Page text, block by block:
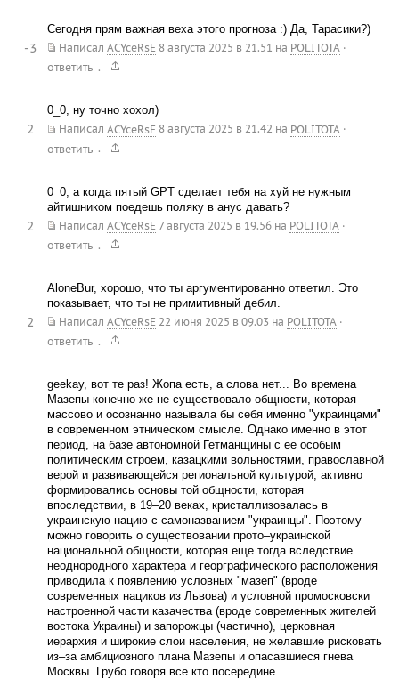
Сегодня прям важная веха этого прогноза :) Да, Тарасики?)
Написал ACYceRsE 8 августа 2025 в 21.51 на POLITOTA ·
ответить .
-3
0_0, ну точно хохол)
Написал ACYceRsE 8 августа 2025 в 21.42 на POLITOTA ·
ответить .
2
0_0, а когда пятый GPT сделает тебя на хуй не нужным
айтишником поедешь поляку в анус давать?
Написал ACYceRsE 7 августа 2025 в 19.56на POLITOTA ·
ответить .
2
AloneBur, хорошо, что ты аргументированно ответил. Это
показывает, что ты не примитивный дебил.
Написал ACYceRsE 22 июня 2025 в 09.03 на POLITOTA ·
ответить .
2
geekay, вот те раз! Жопа есть, а слова нет... Во времена
Мазепы конечно же не существовало общности, которая
массово и осознанно называла бы себя именно "украинцами"
в современном этническом смысле. Однако именно в этот
период, на базе автономной Гетманщины с ее особым
политическим строем, казацкими вольностями, православной
верой и развивающейся региональной культурой, активно
формировались основы той общности, которая
впоследствии, в 19–20 веках, кристаллизовалась в
украинскую нацию с самоназванием "украинцы". Поэтому
можно говорить о существовании прото–украинской
национальной общности, которая еще тогда вследствие
неоднородного характера и георграфического расположения
приводила к появлению условных "мазеп" (вроде
современных нациков из Львова) и условной промосковски
настроенной части казачества (вроде современных жителей
востока Украины) и запорожцы (частично), церковная
иерархия и широкие слои населения, не желавшие рисковать
из–за амбициозного плана Мазепы и опасавшиеся гнева
Москвы. Грубо говоря все кто посередине.